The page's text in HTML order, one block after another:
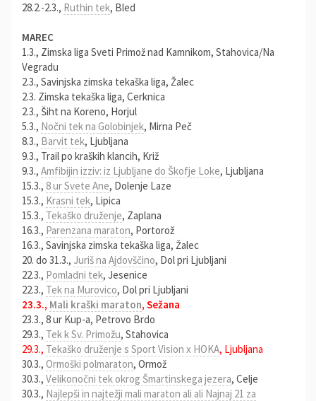
28.2.-2.3., Ruthin tek, Bled
MAREC
1.3., Zimska liga Sveti Primož nad Kamnikom, Stahovica/Na
Vegradu
2.3., Savinjska zimska tekaška liga, Žalec
2.3. Zimska tekaška liga, Cerknica
2.3., Šiht na Koreno, Horjul
5.3., Nočni tek na Golobinjek, Mirna Peč
8.3., Barvit tek, Ljubljana
9.3., Trail po kraških klancih, Križ
9.3., Amfibijin izziv: iz Ljubljane do Škofje Loke, Ljubljana
15.3., 8 ur Svete Ane, Dolenje Laze
15.3., Krasni tek, Lipica
15.3., Tekaško druženje, Zaplana
16.3., Parenzana maraton, Portorož
16.3., Savinjska zimska tekaška liga, Žalec
20. do 31.3., Juriš na Ajdovščino, Dol pri Ljubljani
22.3., Pomladni tek, Jesenice
22.3., Tek na Murovico, Dol pri Ljubljani
23.3., Mali kraški maraton, Sežana
23.3., 8 ur Kup-a, Petrovo Brdo
29.3., Tek k Sv. Primožu, Stahovica
29.3., Tekaško druženje s Sport Vision x HOKA, Ljubljana
30.3., Ormoški polmaraton, Ormož
30.3., Velikonočni tek okrog Šmartinskega jezera, Celje
30.3., Najlepši in najtežji mali maraton ali ali Najnaj 21 za